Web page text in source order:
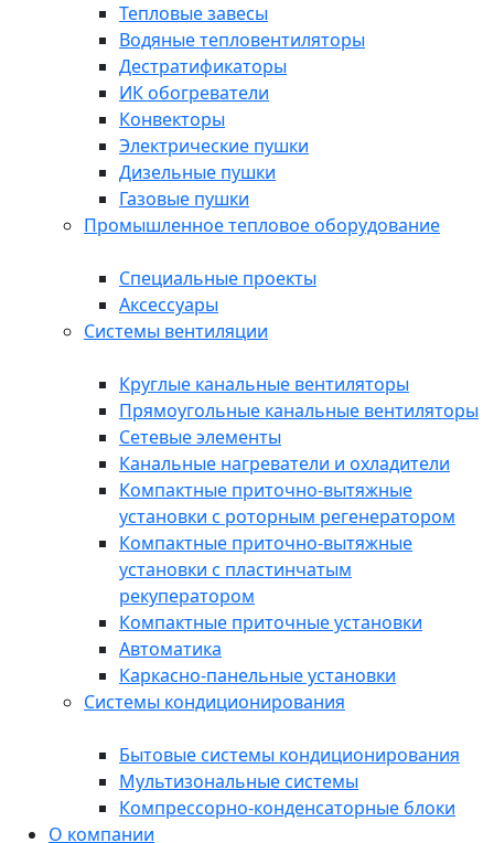
Тепловые завесы
Водяные тепловентиляторы
Дестратификаторы
ИК обогреватели
Конвекторы
Электрические пушки
Дизельные пушки
Газовые пушки
Промышленное тепловое оборудование
Специальные проекты
Аксессуары
Системы вентиляции
Круглые канальные вентиляторы
Прямоугольные канальные вентиляторы
Сетевые элементы
Канальные нагреватели и охладители
Компактные приточно-вытяжные
установки с роторным регенератором
Компактные приточно-вытяжные
установки с пластинчатым
рекуператором
Компактные приточные установки
Автоматика
Каркасно-панельные установки
Системы кондиционирования
Бытовые системы кондиционирования
Мультизональные системы
Компрессорно-конденсаторные блоки
О компании